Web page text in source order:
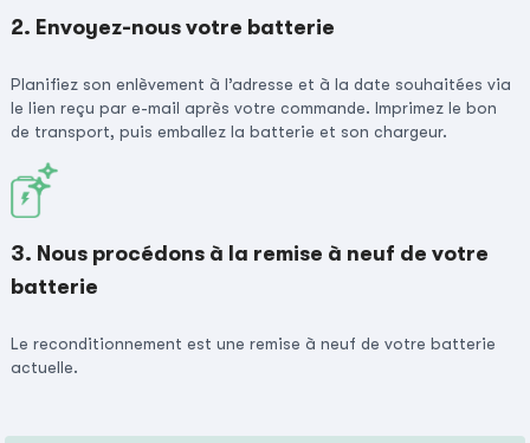
2. Envoyez-nous votre batterie
Planifiez son enlèvement à l’adresse et à la date souhaitées via
le lien reçu par e-mail après votre commande. Imprimez le bon
de transport, puis emballez la batterie et son chargeur.
3. Nous procédons à la remise à neuf de votre
batterie
Le reconditionnement est une remise à neuf de votre batterie
actuelle.